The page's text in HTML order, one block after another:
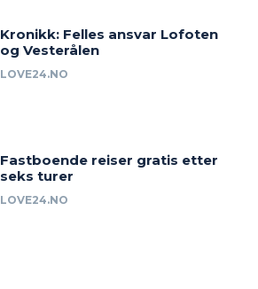
Kronikk: Felles ansvar Lofoten
og Vesterålen
LOVE24.NO
Fastboende reiser gratis etter
seks turer
LOVE24.NO